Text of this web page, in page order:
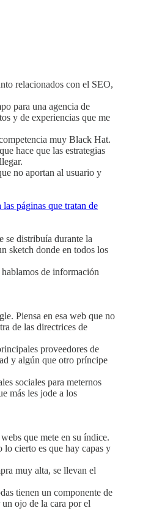
relacionados con el SEO,
para una agencia de
y de experiencias que me
muy Black Hat.
hace que las estrategias
no aportan al usuario y
páginas que tratan de
se distribuía durante la
sketch donde en todos los
de información
Piensa en esa web que no
de las directrices de
proveedores de
y algún que otro príncipe
sociales para meternos
más les jode a los
que mete en su índice.
lo cierto es que hay capas y
muy alta, se llevan el
tienen un componente de
ojo de la cara por el